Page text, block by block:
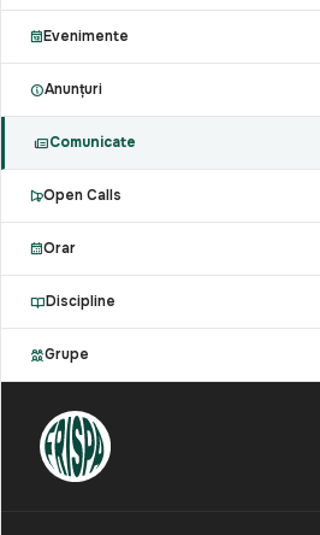
Evenimente
Anunțuri
Comunicate
Open Calls
Orar
Discipline
Grupe